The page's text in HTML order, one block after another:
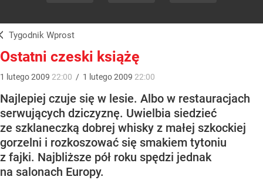
Tygodnik Wprost
Ostatni czeski książę
1 lutego2009 22:00 / 1 lutego2009 22:00
Najlepiej czuje się w lesie. Albo w restauracjach
serwujących dziczyznę. Uwielbia siedzieć
ze szklaneczką dobrej whisky z małej szkockiej
gorzelni i rozkoszować się smakiem tytoniu
z fajki. Najbliższe pół roku spędzi jednak
na salonach Europy.